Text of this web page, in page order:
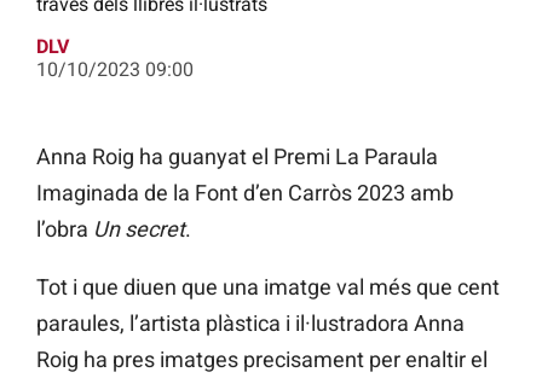
DLV
10/10/2023 09:00
Anna Roig ha guanyat el Premi La Paraula
Imaginada de la Font d’en Carròs 2023 amb
l’obra Un secret.
Tot i que diuen que una imatge val més que cent
paraules, l’artista plàstica i il·lustradora Anna
Roig ha pres imatges precisament per enaltir el